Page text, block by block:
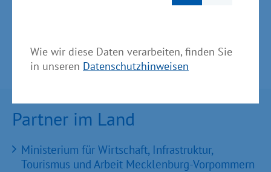
Wie wir diese Daten verarbeiten, finden Sie
in unseren Datenschutzhinweisen
Partner im Land
Ministerium für Wirtschaft, Infrastruktur,
Tourismus und Arbeit Mecklenburg-Vorpommern